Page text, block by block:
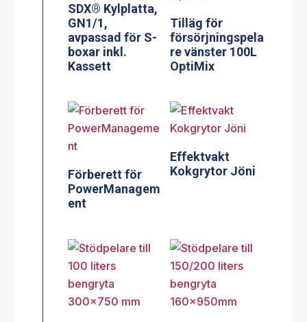
SDX® Kylplatta,
GN1/1,
avpassad för S-
boxar inkl.
Kassett
Tilläg för
försörjningspela
re vänster 100L
OptiMix
Förberett för
PowerManagem
ent
Effektvakt
Kokgrytor Jöni